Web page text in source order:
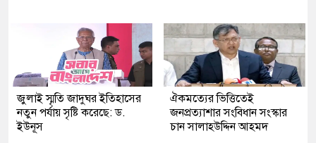
জুলাই স্মৃতি জাদুঘর ইতিহাসের
নতুন পর্যায় সৃষ্টি করেছে: ড.
ইউনূস
ঐকমত্যের ভিত্তিতেই
জনপ্রত্যাশার সংবিধান সংস্কার
চান সালাহউদ্দিন আহমদ